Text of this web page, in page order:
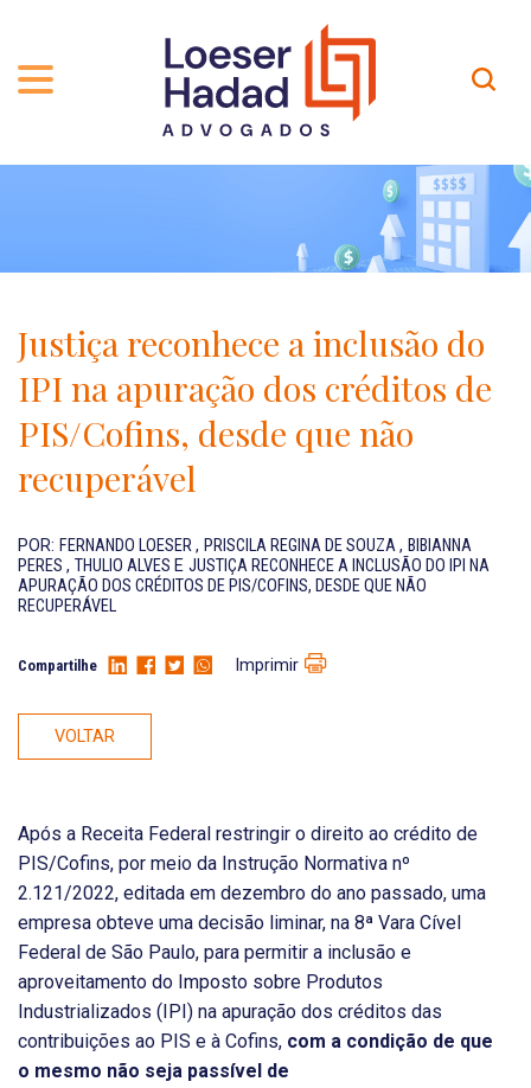
INCLUSÃO E DIVERSIDADE
PRÊMIOS
NOSSA EQUIPE
PROFISSIONAIS
CARREIRA
Contato
Localização
EN-US
Justiça reconhece a inclusão do
IPI na apuração dos créditos de
PIS/Cofins, desde que não
recuperável
POR: FERNANDO LOESER, PRISCILA REGINA DE SOUZA, BIBIANNA
PERES , THULIO ALVES E JUSTIÇA RECONHECE A INCLUSÃO DO IPI NA
APURAÇÃO DOS CRÉDITOS DE PIS/COFINS, DESDE QUE NÃO
RECUPERÁVEL
Compartilhe Imprimir
VOLTAR
Após a Receita Federal restringir o direito ao crédito de
PIS/Cofins, por meio da Instrução Normativa nº
2.121/2022, editada em dezembro do ano passado, uma
empresa obteve uma decisão liminar, na 8ª Vara Cível
Federal de São Paulo, para permitir a inclusão e
aproveitamento do Imposto sobre Produtos
Industrializados (IPI) na apuração dos créditos das
contribuições ao PIS e à Cofins, com a condição de que
o mesmo não seja passível de